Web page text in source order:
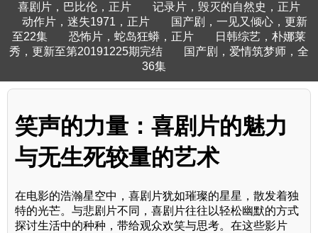
喜剧片，巴比伦，正片
记录片，毁灭的自然史，正片
动作片，迷失1971，正片
国产剧，一见又倾心，更新
至22集
恐怖片，蛇岛狂蟒，正片
日韩综艺，朴娜莱
秀，更新至第20191225期完结
国产剧，爱情筑梦师，全
36集
笑声的力量：喜剧片的魅力
与无生死较量的艺术
在电影的浩瀚星空中，喜剧片犹如璀璨的星星，散发着独
特的光芒。与悲剧片不同，喜剧片往往以轻松幽默的方式
探讨生活中的种种，带给观众欢笑与思考。在这些影片